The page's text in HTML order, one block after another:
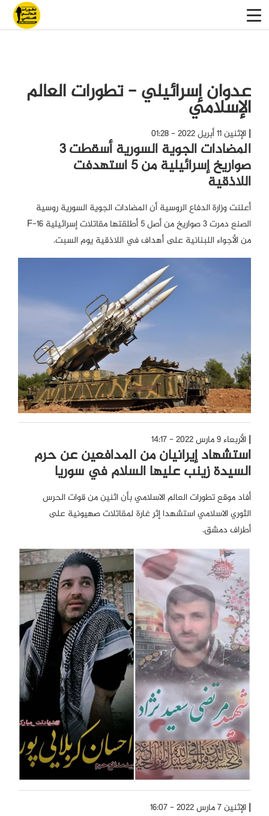
عدوان إسرائيلي - تطورات العالم
الإسلامي
الإثنين 11 أبريل 2022 - 01:28
المضادات الجوية السورية أسقطت 3
صواريخ إسرائيلية من 5 استهدفت
اللاذقية
أعلنت وزارة الدفاع الروسية أن المضادات الجوية السورية روسية
الصنع دمرت 3 صواريخ من أصل 5 أطلقتها مقاتلات إسرائيلية F-16
من الأجواء اللبنانية على أهداف في اللاذقية يوم السبت.
الأربعاء 9 مارس 2022 - 14:17
استشهاد إيرانيان من المدافعين عن حرم
السيدة زينب عليها السلام في سوريا
أفاد موقع تطورات العالم الاسلامي بأن اثنين من قوات الحرس
الثوري الاسلامي استشهدا إثر غارة لمقاتلات صهيونية على
أطراف دمشق.
الإثنين 7 مارس 2022 - 16:07